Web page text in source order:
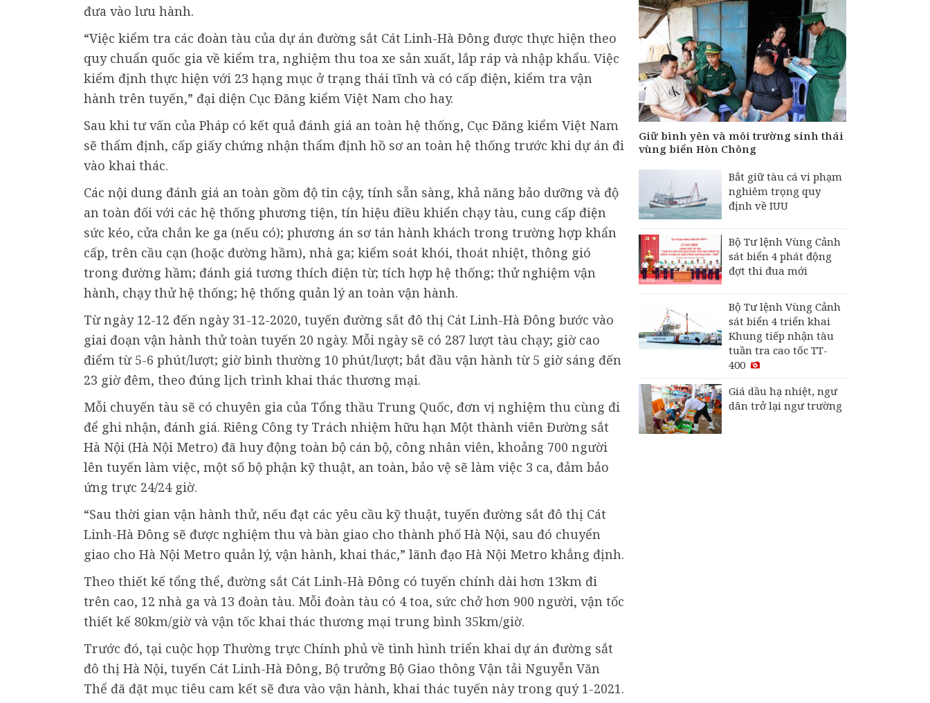
đưa vào lưu hành.
“Việc kiểm tra các đoàn tàu của dự án đường sắt Cát Linh-Hà Đông được thực hiện theo
quy chuẩn quốc gia về kiểm tra, nghiệm thu toa xe sản xuất, lắp ráp và nhập khẩu. Việc
kiểm định thực hiện với 23 hạng mục ở trạng thái tĩnh và có cấp điện, kiểm tra vận
hành trên tuyến,” đại diện Cục Đăng kiểm Việt Nam cho hay.
Sau khi tư vấn của Pháp có kết quả đánh giá an toàn hệ thống, Cục Đăng kiểm Việt Nam
sẽ thẩm định, cấp giấy chứng nhận thẩm định hồ sơ an toàn hệ thống trước khi dự án đi
vào khai thác.
Các nội dung đánh giá an toàn gồm độ tin cậy, tính sẵn sàng, khả năng bảo dưỡng và độ
an toàn đối với các hệ thống phương tiện, tín hiệu điều khiển chạy tàu, cung cấp điện
sức kéo, cửa chắn ke ga (nếu có); phương án sơ tán hành khách trong trường hợp khẩn
cấp, trên cầu cạn (hoặc đường hầm), nhà ga; kiểm soát khói, thoát nhiệt, thông gió
trong đường hầm; đánh giá tương thích điện từ; tích hợp hệ thống; thử nghiệm vận
hành, chạy thử hệ thống; hệ thống quản lý an toàn vận hành.
Từ ngày 12-12 đến ngày 31-12-2020, tuyến đường sắt đô thị Cát Linh-Hà Đông bước vào
giai đoạn vận hành thử toàn tuyến 20 ngày. Mỗi ngày sẽ có 287 lượt tàu chạy; giờ cao
điểm từ 5-6 phút/lượt; giờ bình thường 10 phút/lượt; bắt đầu vận hành từ 5 giờ sáng đến
23 giờ đêm, theo đúng lịch trình khai thác thương mại.
Mỗi chuyến tàu sẽ có chuyên gia của Tổng thầu Trung Quốc, đơn vị nghiệm thu cùng đi
để ghi nhận, đánh giá. Riêng Công ty Trách nhiệm hữu hạn Một thành viên Đường sắt
Hà Nội (Hà Nội Metro) đã huy động toàn bộ cán bộ, công nhân viên, khoảng 700 người
lên tuyến làm việc, một số bộ phận kỹ thuật, an toàn, bảo vệ sẽ làm việc 3 ca, đảm bảo
ứng trực 24/24 giờ.
“Sau thời gian vận hành thử, nếu đạt các yêu cầu kỹ thuật, tuyến đường sắt đô thị Cát
Linh-Hà Đông sẽ được nghiệm thu và bàn giao cho thành phố Hà Nội, sau đó chuyển
giao cho Hà Nội Metro quản lý, vận hành, khai thác,” lãnh đạo Hà Nội Metro khẳng định.
Theo thiết kế tổng thể, đường sắt Cát Linh-Hà Đông có tuyến chính dài hơn 13km đi
trên cao, 12 nhà ga và 13 đoàn tàu. Mỗi đoàn tàu có 4 toa, sức chở hơn 900 người, vận tốc
thiết kế 80km/giờ và vận tốc khai thác thương mại trung bình 35km/giờ.
Trước đó, tại cuộc họp Thường trực Chính phủ về tình hình triển khai dự án đường sắt
đô thị Hà Nội, tuyến Cát Linh-Hà Đông, Bộ trưởng Bộ Giao thông Vận tải Nguyễn Văn
Thể đã đặt mục tiêu cam kết sẽ đưa vào vận hành, khai thác tuyến này trong quý 1-2021.
Giữ bình yên và môi trường sinh thái
vùng biển Hòn Chông
Bắt giữ tàu cá vi phạm
nghiêm trọng quy
định về IUU
Bộ Tư lệnh Vùng Cảnh
sát biển 4 phát động
đợt thi đua mới
Bộ Tư lệnh Vùng Cảnh
sát biển 4 triển khai
Khung tiếp nhận tàu
tuần tra cao tốc TT-
400
Giá dầu hạ nhiệt, ngư
dân trở lại ngư trường